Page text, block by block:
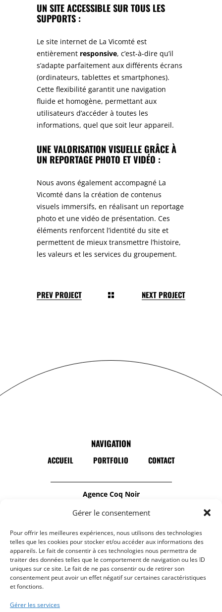
Gérer le consentement
Pour offrir les meilleures expériences, nous utilisons des technologies
telles que les cookies pour stocker et/ou accéder aux informations des
appareils. Le fait de consentir à ces technologies nous permettra de
traiter des données telles que le comportement de navigation ou les ID
uniques sur ce site. Le fait de ne pas consentir ou de retirer son
consentement peut avoir un effet négatif sur certaines caractéristiques
et fonctions.
Gérer les services
UN SITE ACCESSIBLE SUR TOUS LES
SUPPORTS :
Le site internet de La Vicomté est
entièrement responsive, c’est-à-dire qu’il
s’adapte parfaitement aux différents écrans
(ordinateurs, tablettes et smartphones).
Cette flexibilité garantit une navigation
fluide et homogène, permettant aux
utilisateurs d’accéder à toutes les
informations, quel que soit leur appareil.
UNE VALORISATION VISUELLE GRÂCE À
UN REPORTAGE PHOTO ET VIDÉO :
Nous avons également accompagné La
Vicomté dans la création de contenus
visuels immersifs, en réalisant un reportage
photo et une vidéo de présentation. Ces
éléments renforcent l’identité du site et
permettent de mieux transmettre l’histoire,
les valeurs et les services du groupement.
PREV PROJECT NEXT PROJECT
NAVIGATION
ACCUEIL PORTFOLIO CONTACT
Agence Coq Noir
Notre agence de communication est
production audiovisuelleetla création de
site internet responsive.
N’hésitez pas à nous contacter :
contact@coqnoir.fr